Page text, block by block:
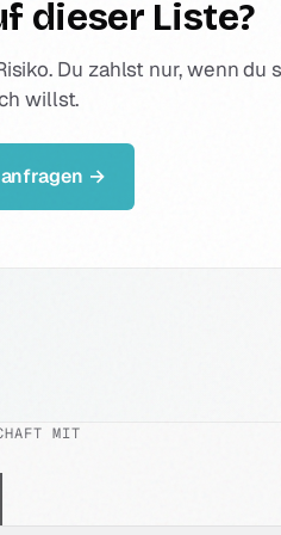
dieser Liste?
Du zahlst nur, wenn du
willst.
→
MIT